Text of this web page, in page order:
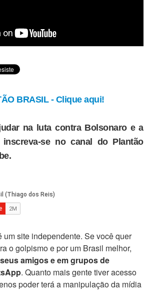
BRASIL - Clique aqui!
na luta contra Bolsonaro e a
se no canal do Plantão
um site independente. Se você quer
o golpismo e por um Brasil melhor,
amigos e em grupos de
. Quanto mais gente tiver acesso
poder terá a manipulação da mídia